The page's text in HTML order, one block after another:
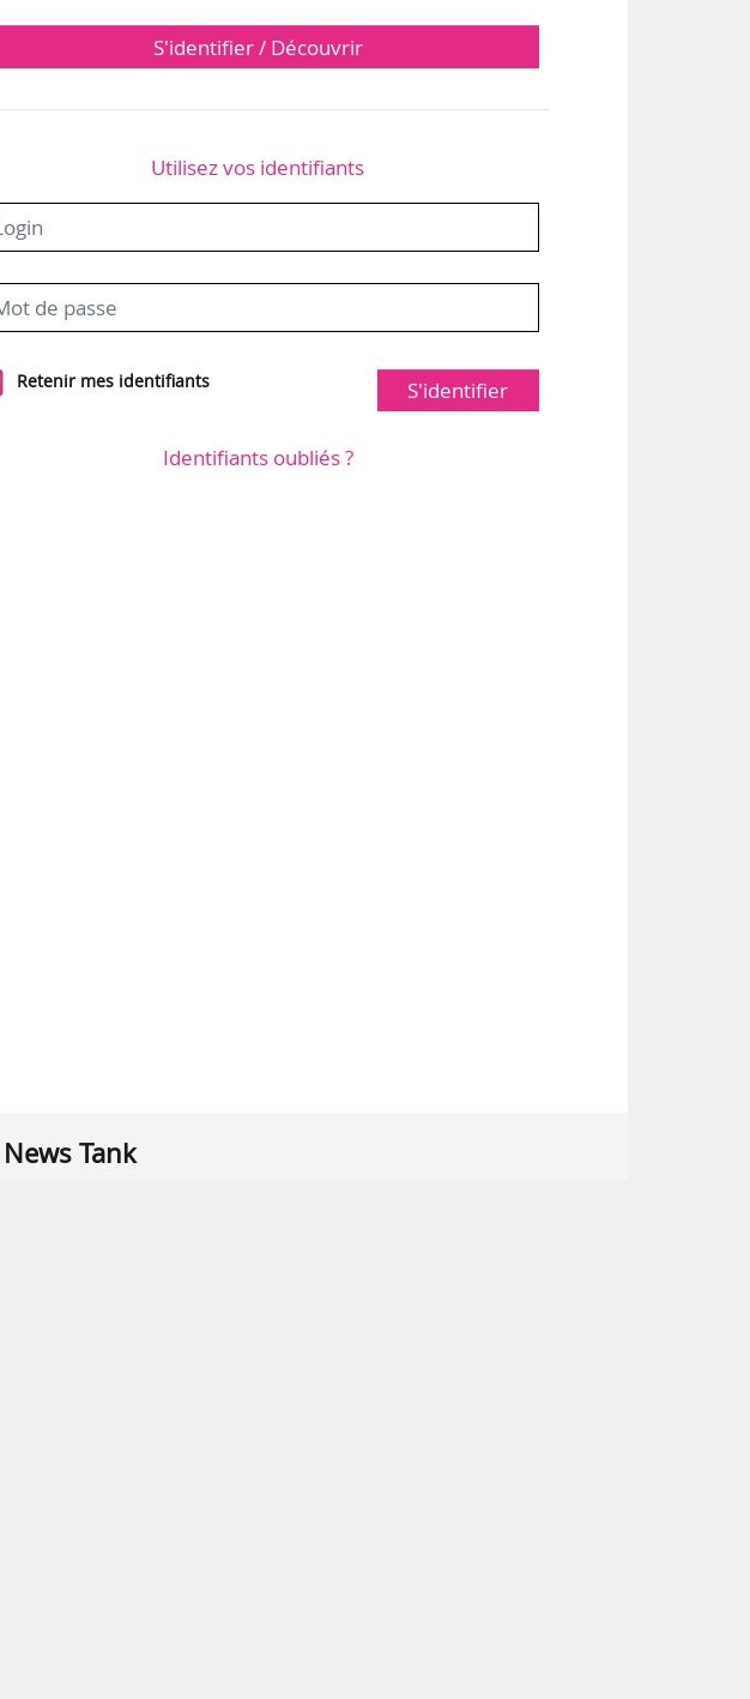
S'identifier / Découvrir
Utilisez vos identifiants
Retenir mes identifiants S'identifier
Identifiants oubliés ?
News Tank